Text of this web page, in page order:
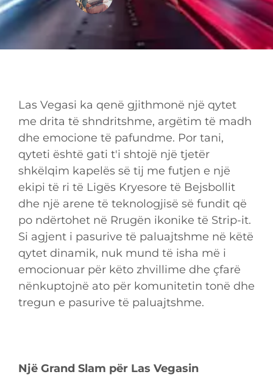
Las Vegasi ka qenë gjithmonë një qytet
me drita të shndritshme, argëtim të madh
dhe emocione të pafundme. Por tani,
qyteti është gati t'i shtojë një tjetër
shkëlqim kapelës së tij me futjen e një
ekipi të ri të Ligës Kryesore të Bejsbollit
dhe një arene të teknologjisë së fundit që
po ndërtohet në Rrugën ikonike të Strip-it.
Si agjent i pasurive të paluajtshme në këtë
qytet dinamik, nuk mund të isha më i
emocionuar për këto zhvillime dhe çfarë
nënkuptojnë ato për komunitetin tonë dhe
tregun e pasurive të paluajtshme.
Një Grand Slam për Las Vegasin